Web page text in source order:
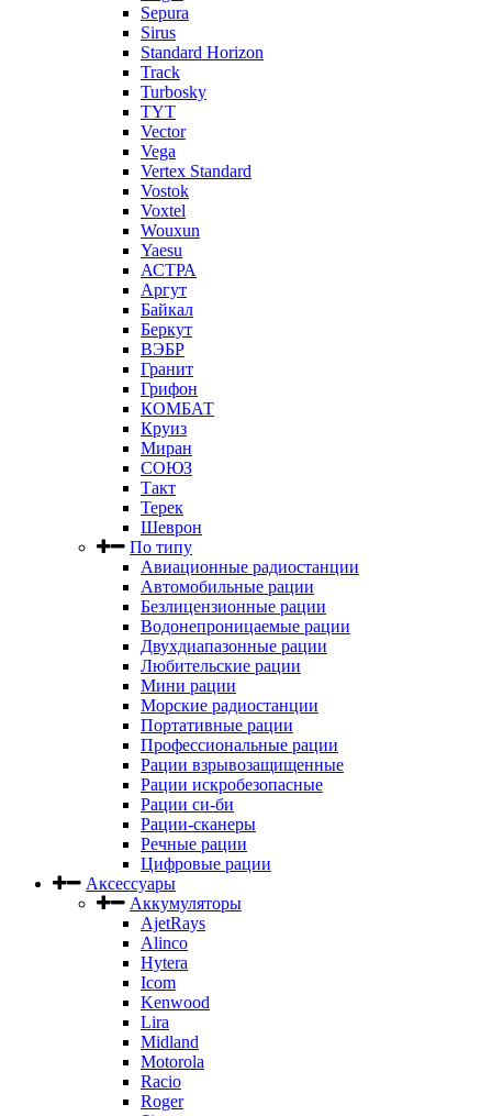
Sepura
Sirus
Standard Horizon
Track
Turbosky
TYT
Vector
Vega
Vertex Standard
Vostok
Voxtel
Wouxun
Yaesu
АСТРА
Аргут
Байкал
Беркут
ВЭБР
Гранит
Грифон
КОМБАТ
Круиз
Миран
СОЮЗ
Такт
Терек
Шеврон
По типу
Авиационные радиостанции
Автомобильные рации
Безлицензионные рации
Водонепроницаемые рации
Двухдиапазонные рации
Любительские рации
Мини рации
Морские радиостанции
Портативные рации
Профессиональные рации
Рации взрывозащищенные
Рации искробезопасные
Рации си-би
Рации-сканеры
Речные рации
Цифровые рации
Аксессуары
Аккумуляторы
AjetRays
Alinco
Hytera
Icom
Kenwood
Lira
Midland
Motorola
Racio
Roger